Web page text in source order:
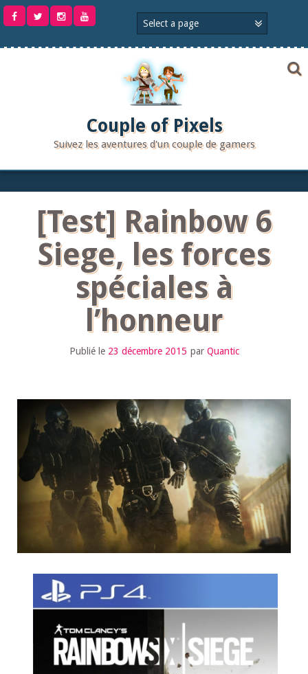
Aller
Couple of Pixels
Suivez les aventures d'un couple de gamers
[Test] Rainbow 6
Siege, les forces
spéciales à
l’honneur
Publié le 23 décembre 2015 par Quantic